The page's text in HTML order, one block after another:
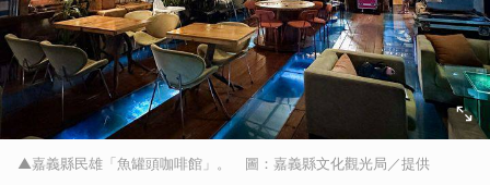
▲嘉義縣民雄「魚罐頭咖啡館」。 圖：嘉義縣文化觀光局／提供